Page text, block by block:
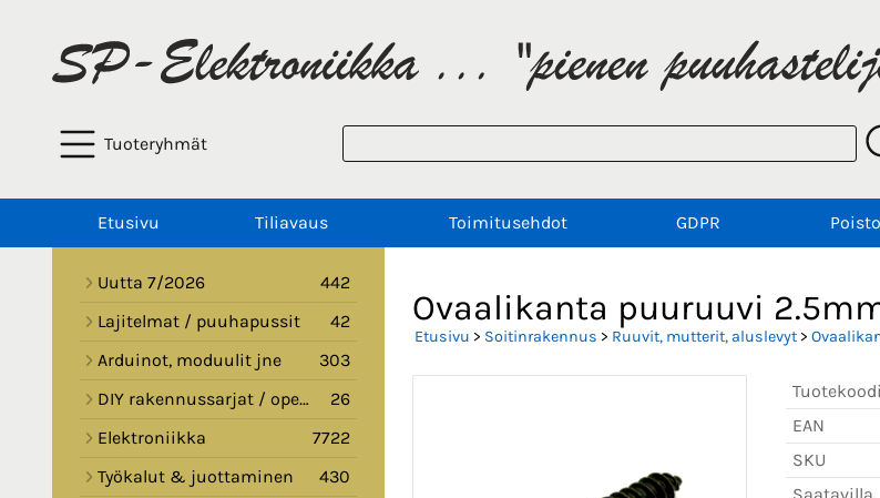
Tuoteryhmät
Etusivu Tiliavaus Toimitusehdot GDPR
Uutta 7/2026
442
Lajitelmat / puuhapussit
42
Arduinot, moduulit jne
303
DIY rakennussarjat / opetussarjat
26
Elektroniikka
7722
Työkalut & juottaminen
430
Ovaalikanta puuruuvi
Etusivu > Soitinrakennus > Ruuvit, mutterit, aluslevyt>
Tuotekoodi
EAN
SKU